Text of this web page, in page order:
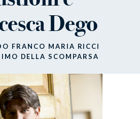
Dego
FRANCO MARIA RICCI
DELLA SCOMPARSA